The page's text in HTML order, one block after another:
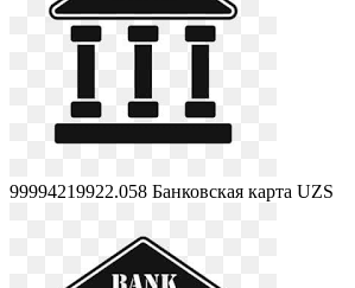
99994219922.058 Банковская карта UZS